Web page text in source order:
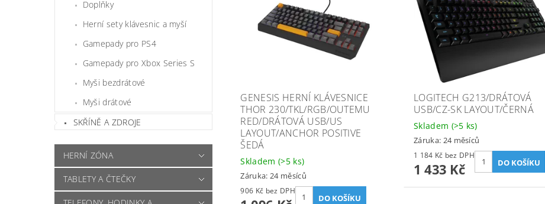
Doplňky
Herní sety klávesnic a myší
Gamepady pro PS4
Gamepady pro Xbox Series S
Myši bezdrátové
Myši drátové
SKŘÍNĚ A ZDROJE
HERNÍ ZÓNA
TABLETY A ČTEČKY
GENESIS HERNÍ KLÁVESNICE
THOR 230/TKL/RGB/OUTEMU
RED/DRÁTOVÁ USB/US
LAYOUT/ANCHOR POSITIVE
ŠEDÁ
Skladem (>5 ks)
Záruka: 24 měsíců
906 Kč bez DPH
LOGITECH G213/DRÁTOVÁ
USB/CZ-SK LAYOUT/ČERNÁ
Skladem (>5 ks)
Záruka: 24 měsíců
1 184 Kč bez DPH
1 433 Kč